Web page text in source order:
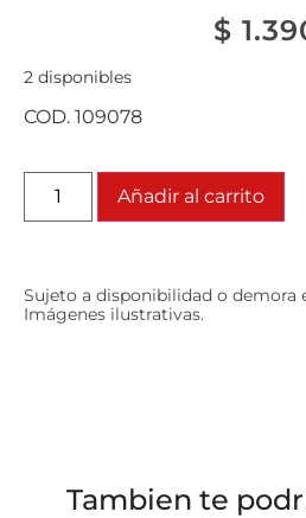
$
2 disponibles
COD. 109078
Añadir al carrito
Sujeto a disponibilidad o demora
Imágenes ilustrativas.
Tambien te